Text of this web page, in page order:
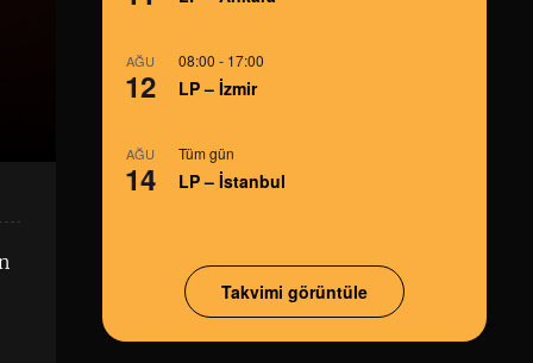
AĞU
12
08:00 - 17:00
LP – İzmir
AĞU
14
Tüm gün
LP – İstanbul
Takvimi görüntüle